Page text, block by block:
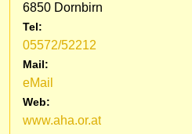
6850 Dornbirn
Tel:
05572/52212
Mail:
eMail
Web:
www.aha.or.at